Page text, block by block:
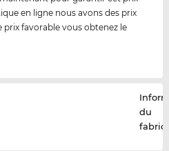
en ligne nous avons des prix
favorable vous obtenez le
du